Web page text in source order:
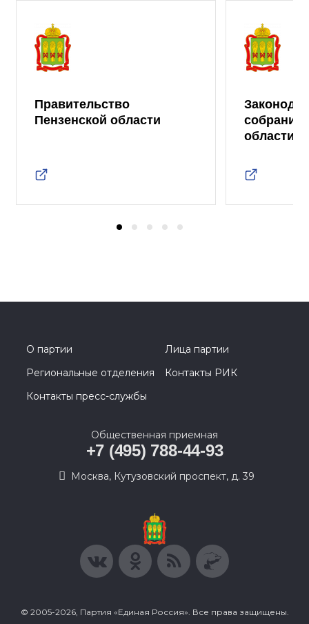
Правительство
Пензенской области
собрание
области
О партии
Лица партии
Региональные отделения
Контакты РИК
Контакты пресс-службы
Общественная приемная
+7 (495) 788-44-93
Москва, Кутузовский проспект, д. 39
© 2005-2026, Партия «Единая Россия». Все права защищены.